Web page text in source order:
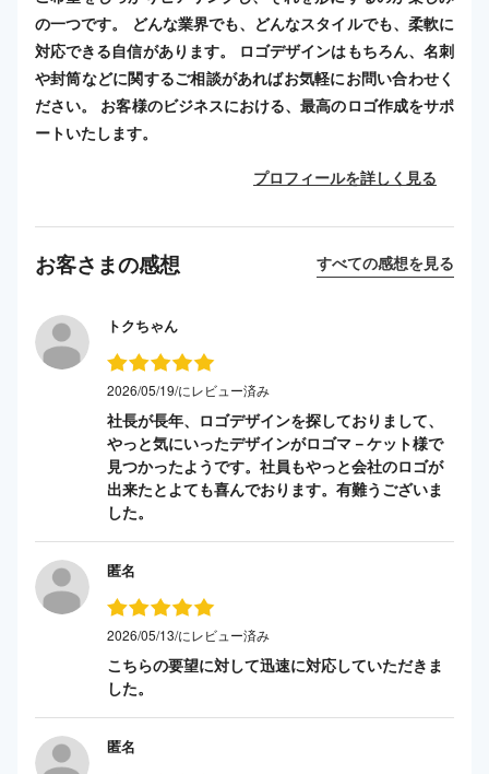
の一つです。 どんな業界でも、どんなスタイルでも、柔軟に
対応できる自信があります。 ロゴデザインはもちろん、名刺
や封筒などに関するご相談があればお気軽にお問い合わせく
ださい。 お客様のビジネスにおける、最高のロゴ作成をサポ
ートいたします。
プロフィールを詳しく見る
お客さまの感想 すべての感想を見る
トクちゃん
2026/05/19/にレビュー済み
社長が長年、ロゴデザインを探しておりまして、
やっと気にいったデザインがロゴマ－ケット様で
見つかったようです。社員もやっと会社のロゴが
出来たとよても喜んでおります。有難うございま
した。
匿名
2026/05/13/にレビュー済み
こちらの要望に対して迅速に対応していただきま
した。
匿名